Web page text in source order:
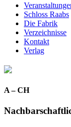
Schloss Raabs
Die Fabrik
Verzeichnisse
Kontakt
Verlag
A – CH